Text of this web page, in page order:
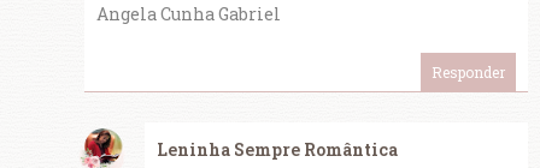
Angela Cunha Gabriel
Responder
Leninha Sempre Romântica